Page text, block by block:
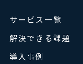
サービス一覧
解決できる課題
導入事例